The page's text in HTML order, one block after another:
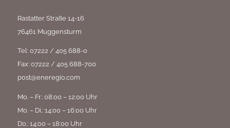
Rastatter Straße 14-16
76461 Muggensturm
Tel: 07222 / 405 688-0
Fax: 07222 / 405 688-700
post@eneregio.com
Mo. – Fr.: 08:00 – 12:00 Uhr
Mo. – Di.: 14:00 – 16:00 Uhr
Do.: 14:00 – 18:00 Uhr